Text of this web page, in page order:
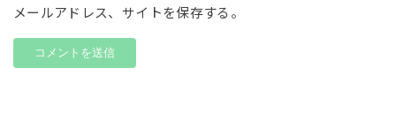
メールアドレス、サイトを保存する。